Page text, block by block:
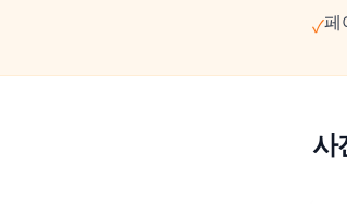
✓페
사